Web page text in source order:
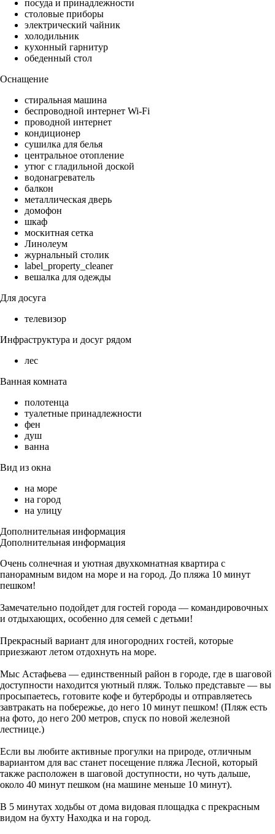
посуда и принадлежности
столовые приборы
электрический чайник
холодильник
кухонный гарнитур
обеденный стол
Оснащение
стиральная машина
беспроводной интернет Wi-Fi
проводной интернет
кондиционер
сушилка для белья
центральное отопление
утюг с гладильной доской
водонагреватель
балкон
металлическая дверь
домофон
шкаф
москитная сетка
Линолеум
журнальный столик
label_property_cleaner
вешалка для одежды
Для досуга
телевизор
Инфраструктура и досуг рядом
лес
Ванная комната
полотенца
туалетные принадлежности
фен
душ
ванна
Вид из окна
на море
на город
на улицу
Дополнительная информация
Дополнительная информация
Очень солнечная и уютная двухкомнатная квартира с
панорамным видом на море и на город. До пляжа 10 минут
пешком!
Замечательно подойдет для гостей города — командировочных
и отдыхающих, особенно для семей с детьми!
Прекрасный вариант для иногородних гостей, которые
приезжают летом отдохнуть на море.
Мыс Астафьева — единственный район в городе, где в шаговой
доступности находится уютный пляж. Только представьте — вы
просыпаетесь, готовите кофе и бутерброды и отправляетесь
завтракать на побережье, до него 10 минут пешком! (Пляж есть
на фото, до него 200 метров, спуск по новой железной
лестнице.)
Если вы любите активные прогулки на природе, отличным
вариантом для вас станет посещение пляжа Лесной, который
также расположен в шаговой доступности, но чуть дальше,
около 40 минут пешком (на машине меньше 10 минут).
В 5 минутах ходьбы от дома видовая площадка с прекрасным
видом на бухту Находка и на город.